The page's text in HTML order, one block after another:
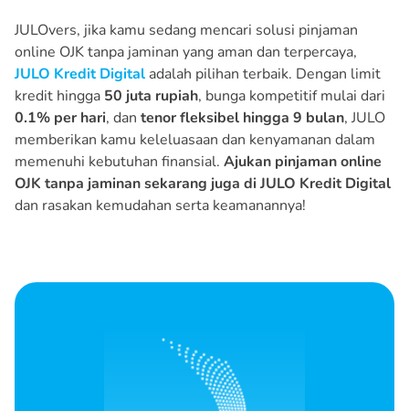
JULOvers, jika kamu sedang mencari solusi pinjaman
online OJK tanpa jaminan yang aman dan terpercaya,
JULO Kredit Digital adalah pilihan terbaik. Dengan limit
kredit hingga 50 juta rupiah, bunga kompetitif mulai dari
0.1% per hari, dan tenor fleksibel hingga 9 bulan, JULO
memberikan kamu keleluasaan dan kenyamanan dalam
memenuhi kebutuhan finansial. Ajukan pinjaman online
OJK tanpa jaminan sekarang juga di JULO Kredit Digital
dan rasakan kemudahan serta keamanannya!